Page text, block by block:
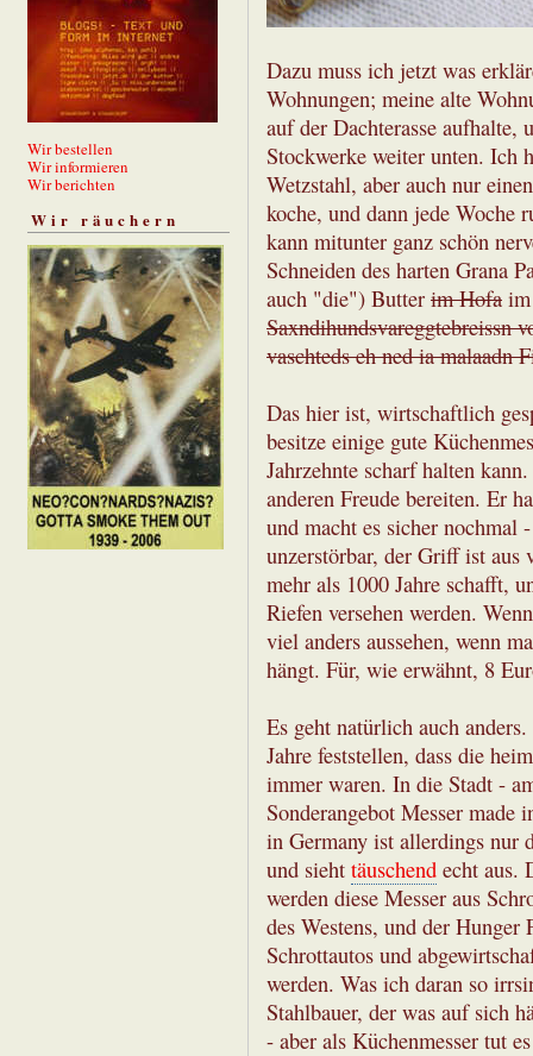
Wir bestellen
Wir informieren
Wir berichten
Wir räuchern
Dazu muss ich jetzt was
Wohnungen; meine alte
auf der Dachterasse aufhalte,
Stockwerke weiter unten. Ich
Wetzstahl, aber auch nur
koche, und dann jede Woche
kann mitunter ganz schön
Schneiden des harten Grana
auch "die") Butter im Hofa
Saxndihundsvareggtebreissn
vaschteds eh ned ia malaadn
Das hier ist, wirtschaftlich
besitze einige gute
Jahrzehnte scharf halten
anderen Freude bereiten. Er
und macht es sicher nochmal
unzerstörbar, der Griff ist
mehr als 1000 Jahre schafft,
Riefen versehen werden.
viel anders aussehen, wenn
hängt. Für, wie erwähnt, 8
Es geht natürlich auch
Jahre feststellen, dass die
immer waren. In die Stadt -
Sonderangebot Messer made
in Germany ist allerdings nur
und sieht täuschend echt aus.
werden diese Messer aus
des Westens, und der Hunger
Schrottautos und
werden. Was ich daran so
Stahlbauer, der was auf sich
- aber als Küchenmesser tut